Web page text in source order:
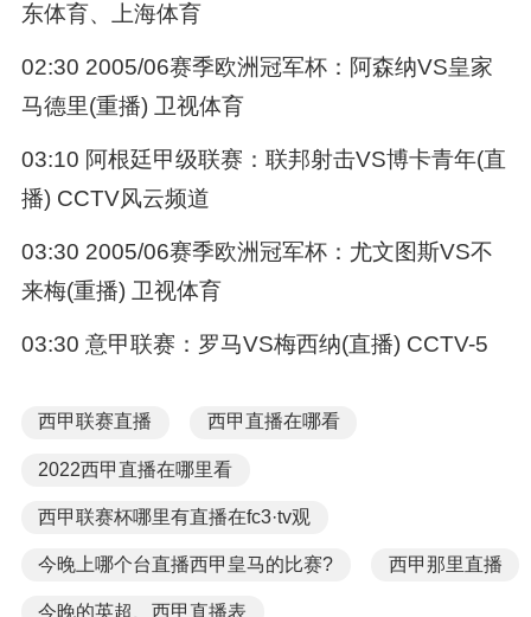
东体育、上海体育
02:30 2005/06赛季欧洲冠军杯：阿森纳VS皇家
马德里(重播) 卫视体育
03:10 阿根廷甲级联赛：联邦射击VS博卡青年(直
播) CCTV风云频道
03:30 2005/06赛季欧洲冠军杯：尤文图斯VS不
来梅(重播) 卫视体育
03:30 意甲联赛：罗马VS梅西纳(直播) CCTV-5
西甲联赛直播 西甲直播在哪看
2022西甲直播在哪里看
西甲联赛杯哪里有直播在fc3·tv观
今晚上哪个台直播西甲皇马的比赛? 西甲那里直播
今晚的英超、西甲直播表